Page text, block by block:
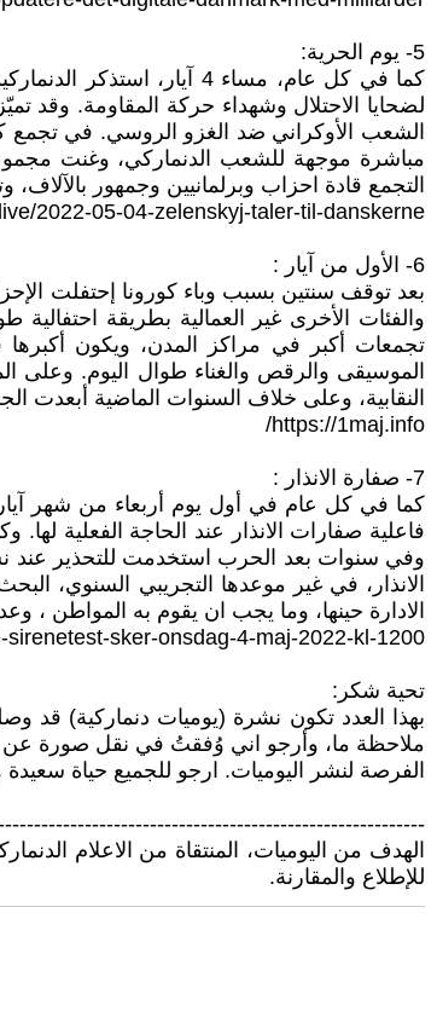
5- يوم الحرية:
لضحايا الاحتلال وشهداء حركة المقاومة. وقد
الشعب الأوكراني ضد الغزو الروسي. في تجمع
مباشرة موجهة للشعب الدنماركي، وغنت
التجمع قادة احزاب وبرلمانيين وجمهور بالآلاف،
2022-05-04-zelenskyj-taler-til-danskerne
6- الأول من آيار :
بعد توقف سنتين بسبب وباء كورونا إحتفلت
والفئات الأخرى غير العمالية بطريقة
تجمعات أكبر في مراكز المدن، ويكون أكبرها
الموسيقى والرقص والغناء طوال اليوم. وعلى
النقابية، وعلى خلاف السنوات الماضية أبعدت
https://1maj.info/
7- صفارة الانذار :
كما في كل عام في أول يوم أربعاء من شهر
فاعلية صفارات الانذار عند الحاجة الفعلية
وفي سنوات بعد الحرب استخدمت للتحذير
الانذار، في غير موعدها التجريبي السنوي،
الادارة حينها، وما يجب ان يقوم به المواطن ، وعدم
sker-onsdag-4-maj-2022-kl-1200
تحية شكر:
ملاحظة ما، وأرجو اني وُفقتُ في نقل صورة عن
الفرصة لنشر اليوميات. ارجو للجميع حياة
الهدف من اليوميات، المنتقاة من الاعلام
للإطلاع والمقارنة.